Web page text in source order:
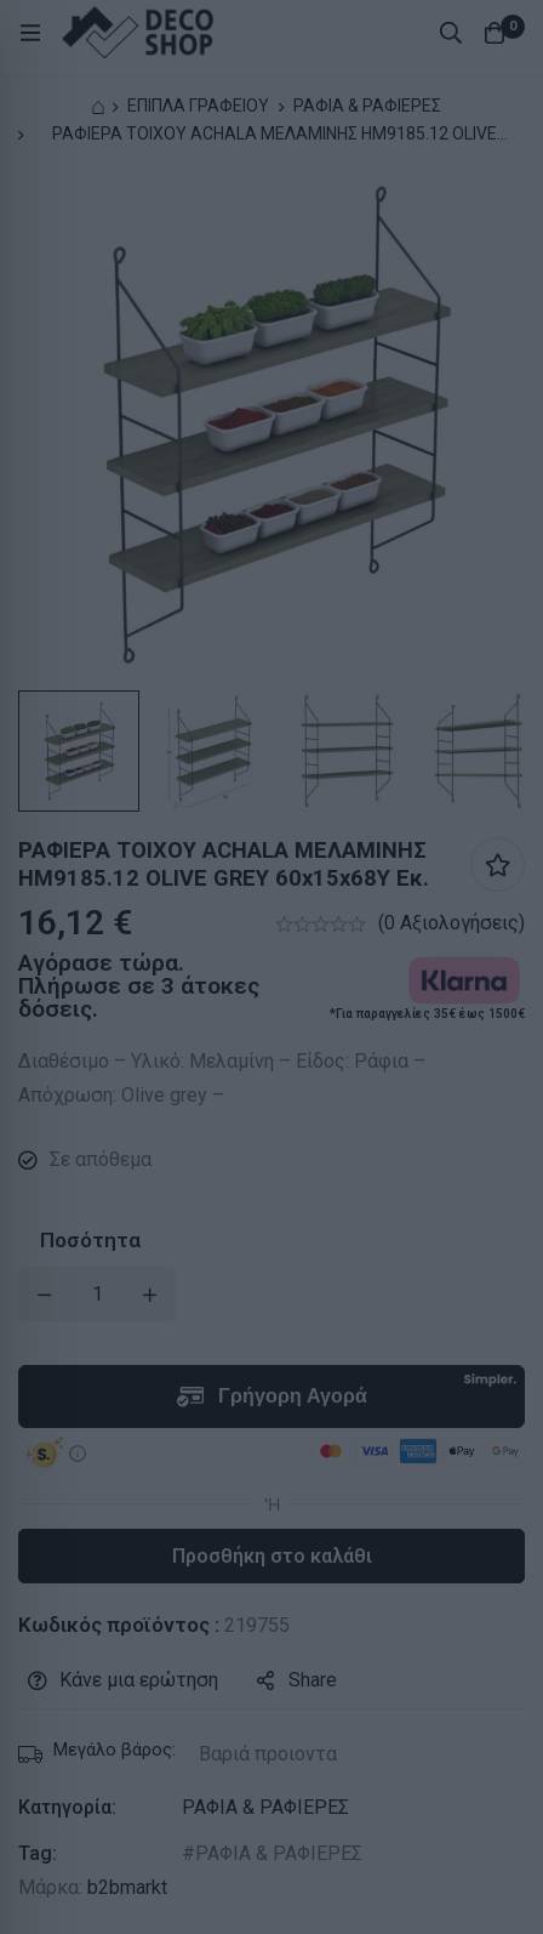
0
⌂ ΕΠΙΠΛΑ ΓΡΑΦΕΙΟΥ
ΡΑΦΙΑ & ΡΑΦΙΕΡΕΣ
ΡΑΦΙΕΡΑ ΤΟΙΧΟΥ ACHALA ΜΕΛΑΜΙΝΗΣ HM9185.12 OLIVE
ΡΑΦΙΕΡΑ ΤΟΙΧΟΥ ACHALA ΜΕΛΑΜΙΝΗΣ
HM9185.12 OLIVE GREY 60x15x68Y Εκ.
16,12 € (0 Αξιολογήσεις)
Αγόρασε τώρα.
Πλήρωσε σε 3 άτοκες
δόσεις.
*Για παραγγελίες 35€ έως 1500€
Διαθέσιμο – Υλικό: Μελαμίνη – Είδος: Ράφια –
Απόχρωση: Olive grey –
Σε απόθεμα
Ποσότητα
Προσθήκη στο καλάθι
Κωδικός προϊόντος : 219755
Κάνε μια ερώτηση Share
Μεγάλο βάρος: Βαριά προιοντα
Κατηγορία:
ΡΑΦΙΑ & ΡΑΦΙΕΡΕΣ
Tag:
ΡΑΦΙΑ & ΡΑΦΙΕΡΕΣ
Μάρκα: b2bmarkt